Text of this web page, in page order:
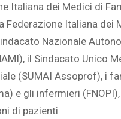
Italiana dei Medici di
Federazione Italiana dei
Nazionale
il Sindacato Unico
(SUMAI Assoprof), i
e gli infermieri
di pazienti